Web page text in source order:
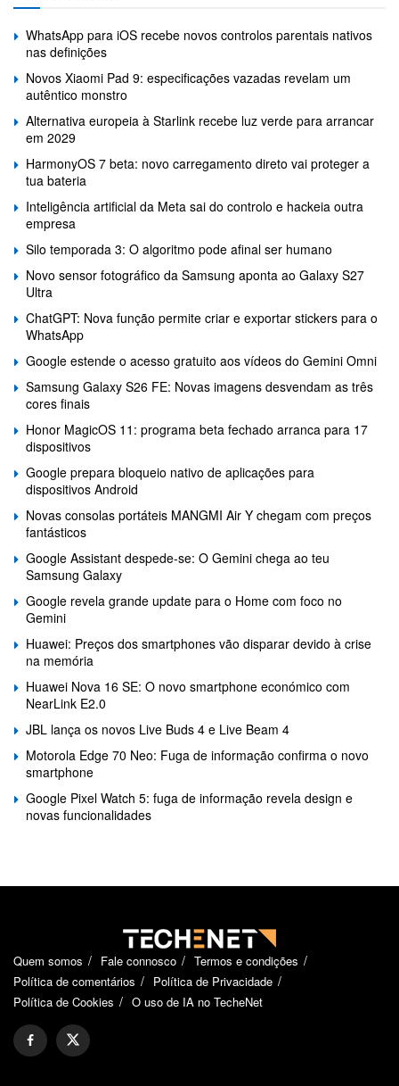
WhatsApp para iOS recebe novos controlos parentais nativos
nas definições
Novos Xiaomi Pad 9: especificações vazadas revelam um
autêntico monstro
Alternativa europeia à Starlink recebe luz verde para arrancar
em 2029
HarmonyOS 7 beta: novo carregamento direto vai proteger a
tua bateria
Inteligência artificial da Meta sai do controlo e hackeia outra
empresa
Silo temporada 3: O algoritmo pode afinal ser humano
Novo sensor fotográfico da Samsung aponta ao Galaxy S27
Ultra
ChatGPT: Nova função permite criar e exportar stickers para o
WhatsApp
Google estende o acesso gratuito aos vídeos do Gemini Omni
Samsung Galaxy S26 FE: Novas imagens desvendam as três
cores finais
Honor MagicOS 11: programa beta fechado arranca para 17
dispositivos
Google prepara bloqueio nativo de aplicações para
dispositivos Android
Novas consolas portáteis MANGMI Air Y chegam com preços
fantásticos
Google Assistant despede-se: O Gemini chega ao teu
Samsung Galaxy
Google revela grande update para o Home com foco no
Gemini
Huawei: Preços dos smartphones vão disparar devido à crise
na memória
Huawei Nova 16 SE: O novo smartphone económico com
NearLink E2.0
JBL lança os novos Live Buds 4 e Live Beam 4
Motorola Edge 70 Neo: Fuga de informação confirma o novo
smartphone
Google Pixel Watch 5: fuga de informação revela design e
novas funcionalidades
Quem somos Fale connosco
Termos e condições
Política de comentários
Política de Privacidade
Política de Cookies
O uso de IA no TecheNet